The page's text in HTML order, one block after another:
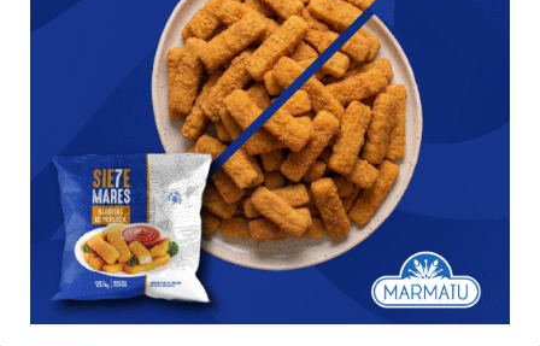
COMIDAS PRONTAS EN OFERTA
Ver 1 artículo
Recomendados
Filtrando por: Comidas prontas